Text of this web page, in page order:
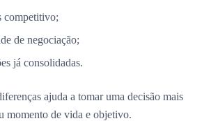
competitivo;
de negociação;
já consolidadas.
ajuda a tomar uma decisão mais
momento de vida e objetivo.